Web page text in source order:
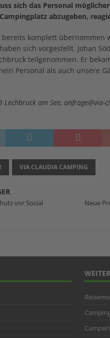
sich das Personal
abzugeben,
bereits komplett übernommen
sich vorgestellt. Johan
teilgenommen. Er
Personal als auch unsere
am See, anfrage@via-
VIA CLAUDIA CAMPING
vor Social
Neue